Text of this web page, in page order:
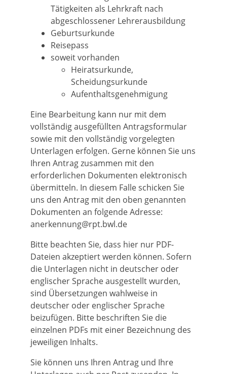
Tätigkeiten als Lehrkraft nach
abgeschlossener Lehrerausbildung
Geburtsurkunde
Reisepass
soweit vorhanden
Heiratsurkunde,
Scheidungsurkunde
Aufenthaltsgenehmigung
Eine Bearbeitung kann nur mit dem
vollständig ausgefüllten Antragsformular
sowie mit den vollständig vorgelegten
Unterlagen erfolgen. Gerne können Sie uns
Ihren Antrag zusammen mit den
erforderlichen Dokumenten elektronisch
übermitteln. In diesem Falle schicken Sie
uns den Antrag mit den oben genannten
Dokumenten an folgende Adresse:
anerkennung@rpt.bwl.de
Bitte beachten Sie, dass hier nur PDF-
Dateien akzeptiert werden können. Sofern
die Unterlagen nicht in deutscher oder
englischer Sprache ausgestellt wurden,
sind Übersetzungen wahlweise in
deutscher oder englischer Sprache
beizufügen. Bitte beschriften Sie die
einzelnen PDFs mit einer Bezeichnung des
jeweiligen Inhalts.
Sie können uns Ihren Antrag und Ihre